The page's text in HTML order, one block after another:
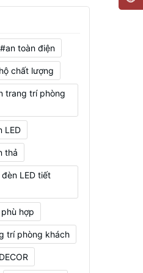
#an toàn điện
chất lượng
trang trí phòng
LED
thả
LED tiết
hợp
trí phòng khách